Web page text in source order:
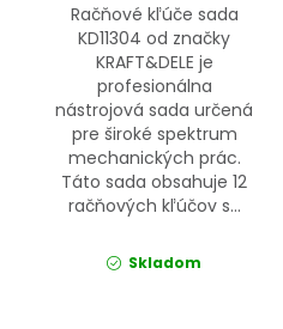
Račňové kľúče sada
KD11304 od značky
KRAFT&DELE je
profesionálna
nástrojová sada určená
pre široké spektrum
mechanických prác.
Táto sada obsahuje 12
račňových kľúčov s...
Skladom